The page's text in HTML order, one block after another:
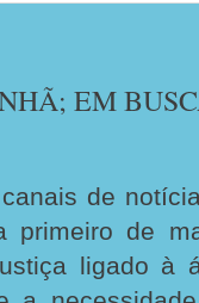
EM
de
primeiro de
ligado à